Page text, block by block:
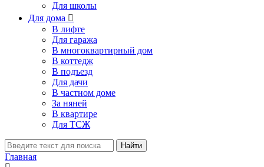
Для школы
Для дома 
В лифте
Для гаража
В многоквартирный дом
В коттедж
В подъезд
Для дачи
В частном доме
За няней
В квартире
Для ТСЖ
Найти
Главная